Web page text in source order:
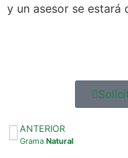
y un asesor se estará
ANTERIOR
Grama Natural